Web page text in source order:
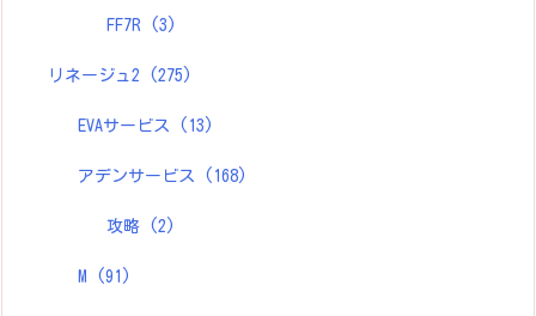
FF7R (3)
リネージュ2 (275)
EVAサービス (13)
アデンサービス (168)
攻略 (2)
M (91)